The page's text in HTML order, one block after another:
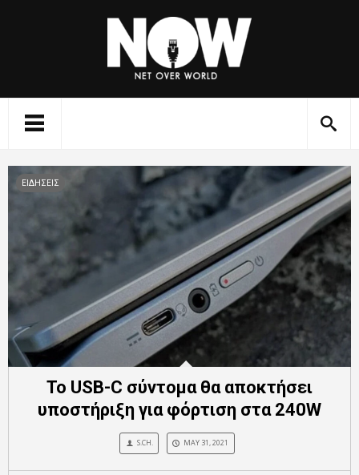
ΕΙΔΗΣΕΙΣ
Το USB-C σύντομα θα αποκτήσει
υποστήριξη για φόρτιση στα 240W
S.CH. MAY 31, 2021